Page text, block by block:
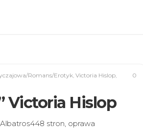
0
Romans/Erotyk, Victoria Hislop,
Victoria Hislop
stron, oprawa